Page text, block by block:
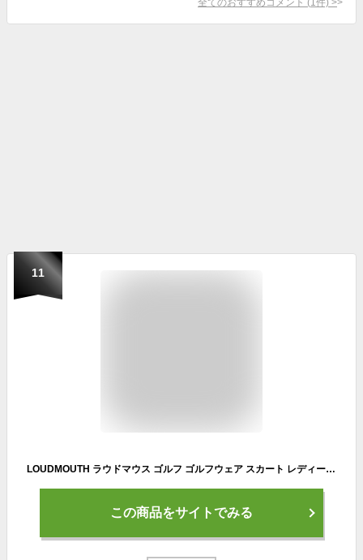
11
LOUDMOUTH ラウドマウス ゴルフ ゴルフウェア スカート レディース タイトスカート ストレッチ ロゴ刺繍 ボトムス Dカン 総柄 UVカット インナー付きスカート 日焼け防止 シンプル 大きいサイズ ブランド カジュアル きれいめ ギフト 春 夏 秋 敬老の日 プレゼント
この商品をサイトでみる